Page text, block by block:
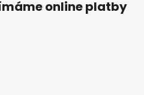
online platby